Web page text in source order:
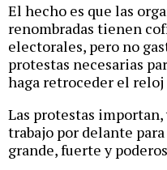
El hecho es que las
renombradas tienen
electorales, pero no
protestas necesarias
haga retroceder el reloj
Las protestas
trabajo por delante
grande, fuerte y